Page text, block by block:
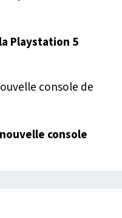
Playstation 5
console